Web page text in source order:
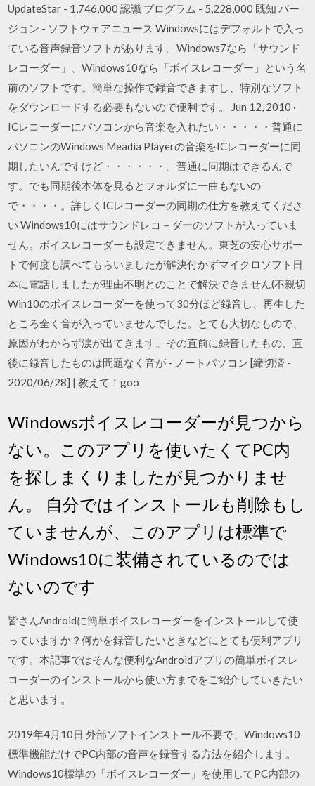
UpdateStar - 1,746,000 認識 プログラム - 5,228,000 既知 バー
ジョン - ソフトウェアニュース Windowsにはデフォルトで入っ
ている音声録音ソフトがあります。Windows7なら「サウンド
レコーダー」、Windows10なら「ボイスレコーダー」という名
前のソフトです。簡単な操作で録音できますし、特別なソフト
をダウンロードする必要もないので便利です。 Jun 12, 2010 ·
ICレコーダーにパソコンから音楽を入れたい・・・・・普通に
パソコンのWindows Meadia Playerの音楽をICレコーダーに同
期したいんですけど・・・・・・。普通に同期はできるんで
す。でも同期後本体を見るとフォルダに一曲もないの
で・・・・。詳しくICレコーダーの同期の仕方を教えてくださ
い Windows10にはサウンドレコ－ダーのソフトが入っていま
せん。ボイスレコーダーも設定できません。東芝の安心サポー
トで何度も調べてもらいましたが解決付かずマイクロソフト日
本に電話しましたが理由不明とのことで解決できません(不親切
Win10のボイスレコーダーを使って30分ほど録音し、再生した
ところ全く音が入っていませんでした。とても大切なもので、
原因がわからず涙が出てきます。その直前に録音したもの、直
後に録音したものは問題なく音が - ノートパソコン [締切済 -
2020/06/28] | 教えて！goo
Windowsボイスレコーダーが見つから
ない。このアプリを使いたくてPC内
を探しまくりましたが見つかりませ
ん。 自分ではインストールも削除もし
ていませんが、このアプリは標準で
Windows10に装備されているのでは
ないのです
皆さんAndroidに簡単ボイスレコーダーをインストールして使
っていますか？何かを録音したいときなどにとても便利アプリ
です。本記事ではそんな便利なAndroidアプリの簡単ボイスレ
コーダーのインストールから使い方までをご紹介していきたい
と思います。
2019年4月10日 外部ソフトインストール不要で、Windows10
標準機能だけでPC内部の音声を録音する方法を紹介します。
Windows10標準の「ボイスレコーダー」を使用してPC内部の